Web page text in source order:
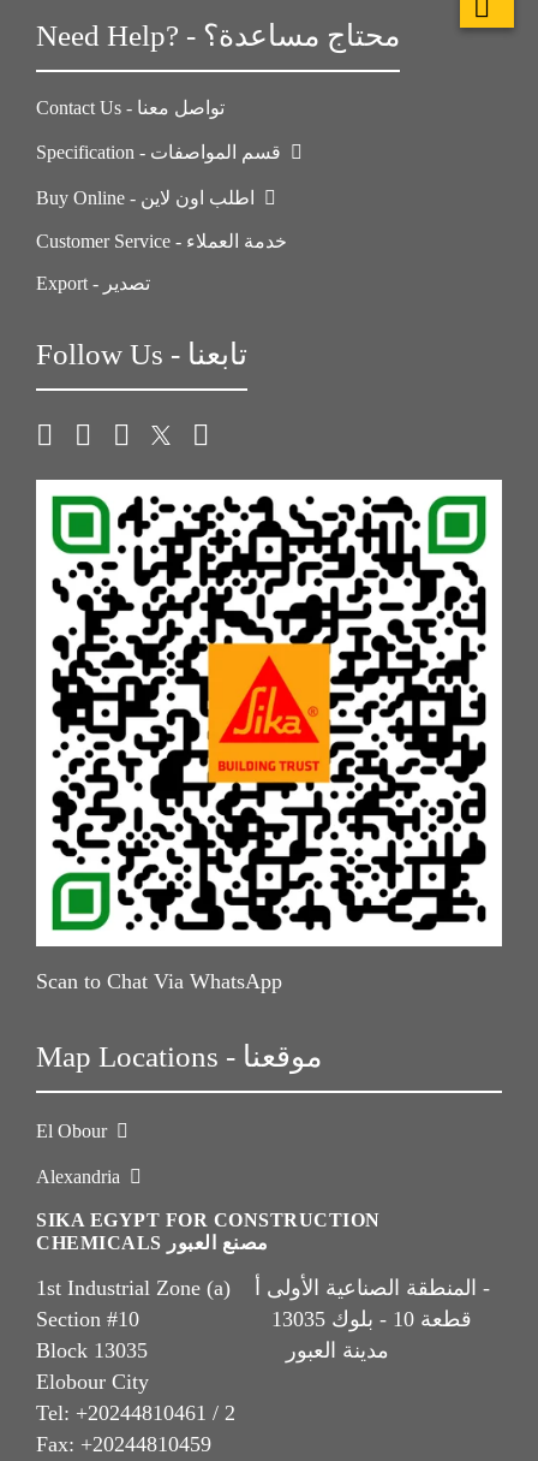
Need Help? - محتاج مساعدة؟
Contact Us - تواصل معنا
Customer Service - خدمة العملاء
Export - تصدير
Follow Us - تابعنا
Scan to Chat Via WhatsApp
Map Locations - موقعنا
El Obour
Alexandria
SIKA EGYPT FOR CONSTRUCTION
CHEMICALS مصنع العبور
1st Industrial Zone (a) المنطقة الصناعية الأولى أ -
Section #10 قطعة 10 - بلوك 13035
Block 13035 مدينة العبور
Elobour City
Tel: +20244810461 / 2
Fax: +20244810459